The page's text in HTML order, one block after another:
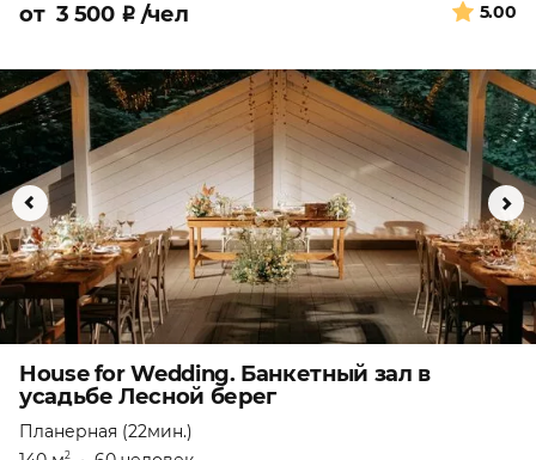
5.00
от 3 500 ₽ /чел
House for Wedding. Банкетный зал в
усадьбе Лесной берег
Планерная (22мин.)
2